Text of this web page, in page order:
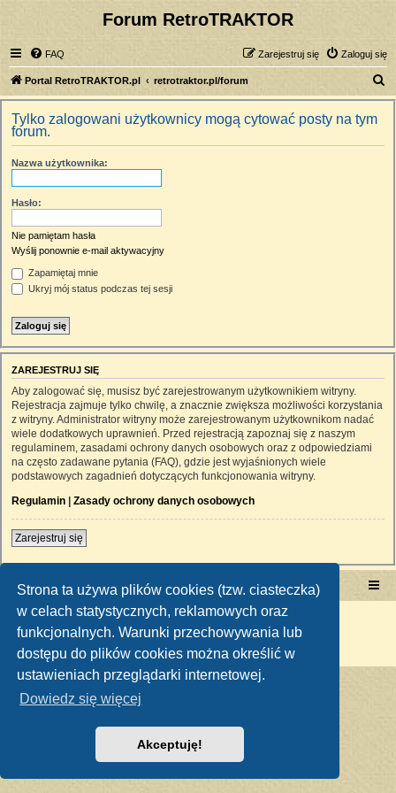
Strona ta używa plików cookies (tzw. ciasteczka)
w celach statystycznych, reklamowych oraz
funkcjonalnych. Warunki przechowywania lub
dostępu do plików cookies można określić w
ustawieniach przeglądarki internetowej.
Dowiedz się więcej
Akceptuję!
Forum RetroTRAKTOR
FAQ Zaloguj się
Zarejestruj się
Portal RetroTRAKTOR.pl retrotraktor.pl/forum
z
Tylko zalogowani użytkownicy mogą cytować posty na tym
forum.
Nazwa użytkownika:
Hasło:
Nie pamiętam hasła
Wyślij ponownie e-mail aktywacyjny
Zapamiętaj mnie
Ukryj mój status podczas tej sesji
ZAREJESTRUJ SIĘ
Aby zalogować się, musisz być zarejestrowanym użytkownikiem witryny.
Rejestracja zajmuje tylko chwilę, a znacznie zwiększa możliwości korzystania
z witryny. Administrator witryny może zarejestrowanym użytkownikom nadać
wiele dodatkowych uprawnień. Przed rejestracją zapoznaj się z naszym
regulaminem, zasadami ochrony danych osobowych oraz z odpowiedziami
na często zadawane pytania (FAQ), gdzie jest wyjaśnionych wiele
podstawowych zagadnień dotyczących funkcjonowania witryny.
Regulamin | Zasady ochrony danych osobowych
Zarejestruj się
Portal RetroTRAKTOR.pl retrotraktor.pl/forum
Technologię dostarczaphpBB® Forum Software © phpBB Limited
Polski pakiet językowy dostarczaphpBB.pl
Zasady ochrony danych osobowych|Regulamin